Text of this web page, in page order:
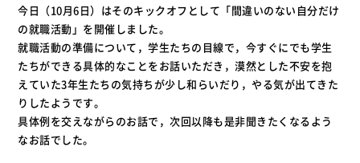
今日（10月6日）はそのキックオフとして「間違いのない自分だけ
の就職活動」を開催しました。
就職活動の準備について，学生たちの目線で，今すぐにでも学生
たちができる具体的なことをお話いただき，漠然とした不安を抱
えていた3年生たちの気持ちが少し和らいだり，やる気が出てきた
りしたようです。
具体例を交えながらのお話で，次回以降も是非聞きたくなるよう
なお話でした。